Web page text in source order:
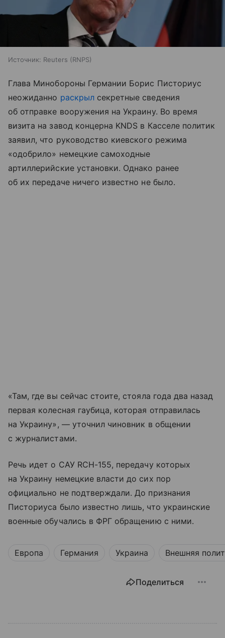
Источник: Reuters (RNPS)
Глава Минобороны Германии Борис Писториус
неожиданно раскрылсекретные сведения
об отправке вооружения на Украину. Во время
визита на завод концерна KNDS в Касселе политик
заявил, что руководство киевского режима
«одобрило» немецкие самоходные
артиллерийские установки. Однако ранее
об их передаче ничего известно не было.
«Там, где вы сейчас стоите, стояла года два назад
первая колесная гаубица, которая отправилась
на Украину», — уточнил чиновник в общении
с журналистами.
Речь идет о САУ RCH-155, передачу которых
на Украину немецкие власти до сих пор
официально не подтверждали. До признания
Писториуса было известно лишь, что украинские
военные обучались в ФРГ обращению с ними.
Европа Германия Украина Внешняя
Поделиться